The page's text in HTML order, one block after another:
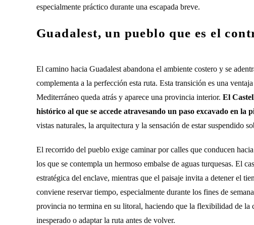
especialmente práctico durante una escapada breve.
Guadalest, un pueblo que es el
El camino hacia Guadalest abandona el ambiente costero y se
complementa a la perfección esta ruta. Esta transición es una
Mediterráneo queda atrás y aparece una provincia interior. El
histórico al que se accede atravesando un paso excavado en la
vistas naturales, la arquitectura y la sensación de estar suspendido
El recorrido del pueblo exige caminar por calles que conducen
los que se contempla un hermoso embalse de aguas turquesas. El
estratégica del enclave, mientras que el paisaje invita a detener el
conviene reservar tiempo, especialmente durante los fines de
provincia no termina en su litoral, haciendo que la flexibilidad de la
inesperado o adaptar la ruta antes de volver.